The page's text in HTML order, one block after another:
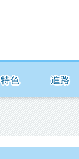
特色 進路